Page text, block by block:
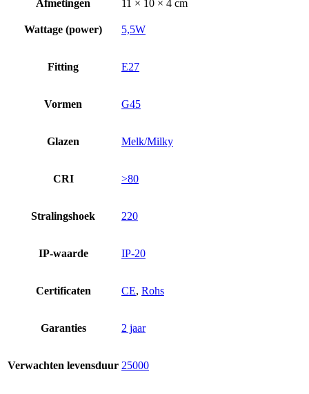
Afmetingen 11 × 10 × 4 cm
Wattage (power) 5,5W
Fitting E27
Vormen G45
Glazen Melk/Milky
CRI >80
Stralingshoek 220
IP-waarde IP-20
Certificaten CE, Rohs
Garanties 2 jaar
Verwachten levensduur 25000